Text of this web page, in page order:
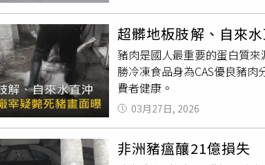
起厚重黑黃色油垢，整體環
上陣，而豬隻四肢僵硬、血
而宰」，在地磚上便開始肢解
會遭受汙染。更誇張的是，
業人員將內臟取出，也代表
豬」，在運輸過程中因不明原
不能屠宰後分切肢解，甚至成
雅勝飯碗而敢怒不敢言，離
入調查，以全面守護大眾食
號並銷毀，目前未收到相關
是消費者眼中的品質保證。
生活息息相關的大型賣場，
卻傳出斃死豬風波。雅勝
提供）雅勝遭控為了節省成
宰」，更以自來水直接灌進
肚。記者比對屠宰影片、牛
雅勝內部空間。（圖／讀者提
理、營養性等管理不當，或
險，若隨意棄置恐導致環境
埋焚化或委託合法清除處理
超髒地板肢解、自來
豬肉是國人最重要的蛋白質
勝冷凍食品身為CAS優良豬
費者健康。
03月27日, 2026
非洲豬瘟釀21億損失